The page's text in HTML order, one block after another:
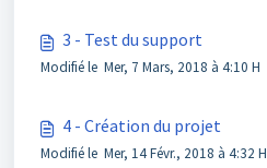
3 - Test du support
Modifié le Mer, 7 Mars, 2018 à 4:10 H
4 - Création du projet
Modifié le Mer, 14 Févr., 2018 à 4:32 H